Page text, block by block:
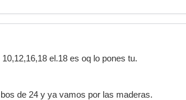
el.18 es oq lo pones tu.
de 24 y ya vamos por las maderas.